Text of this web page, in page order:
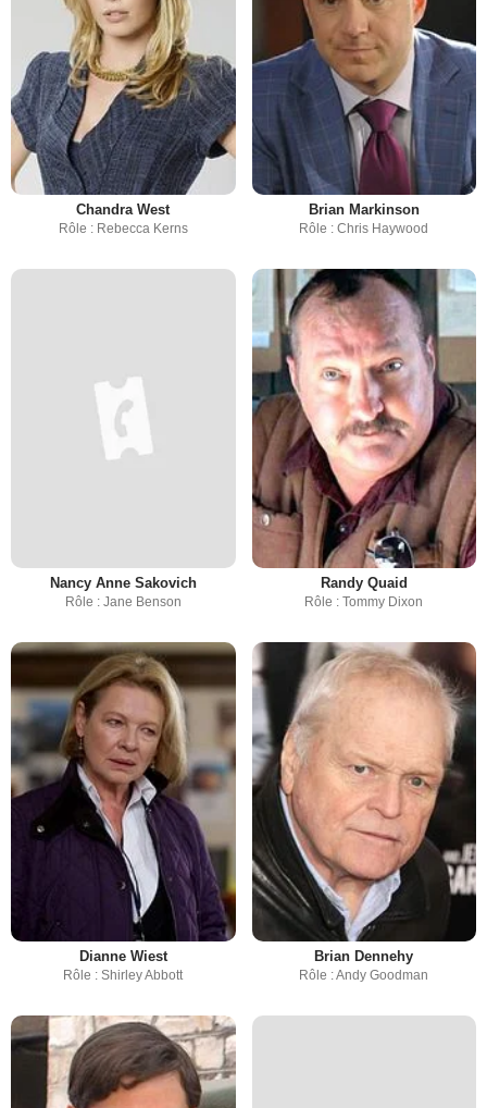
Chandra West
Rôle : Rebecca Kerns
Brian Markinson
Rôle : Chris Haywood
Nancy Anne Sakovich
Rôle : Jane Benson
Randy Quaid
Rôle : Tommy Dixon
Dianne Wiest
Rôle : Shirley Abbott
Brian Dennehy
Rôle : Andy Goodman